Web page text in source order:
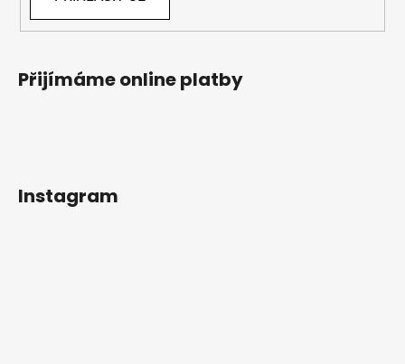
Přijímáme online platby
Instagram